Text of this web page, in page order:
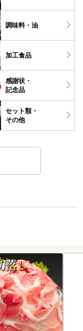
調味料・ 油
加工食品
感謝状・
記念品
セット類・
その他